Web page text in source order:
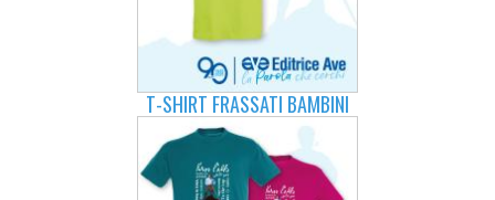
T-SHIRT FRASSATI BAMBINI